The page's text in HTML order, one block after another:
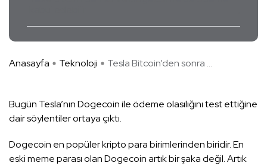
Anasayfa Teknoloji Tesla Bitcoin’den sonra ...
Bugün Tesla’nın Dogecoin ile ödeme olasılığını test ettiğine
dair söylentiler ortaya çıktı.
Dogecoin en popüler kripto para birimlerinden biridir. En
eski meme parası olan Dogecoin artık bir şaka değil. Artık